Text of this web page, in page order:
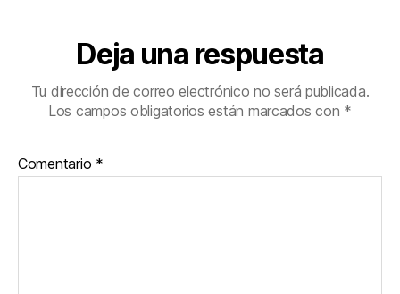
Deja una respuesta
Tu dirección de correo electrónico no será publicada.
Los campos obligatorios están marcados con *
Comentario *